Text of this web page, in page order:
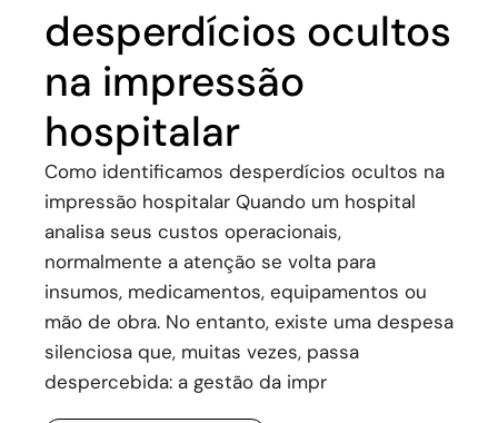
desperdícios ocultos
na impressão
hospitalar
Como identificamos desperdícios ocultos na
impressão hospitalar Quando um hospital
analisa seus custos operacionais,
normalmente a atenção se volta para
insumos, medicamentos, equipamentos ou
mão de obra. No entanto, existe uma despesa
silenciosa que, muitas vezes, passa
despercebida: a gestão da impr